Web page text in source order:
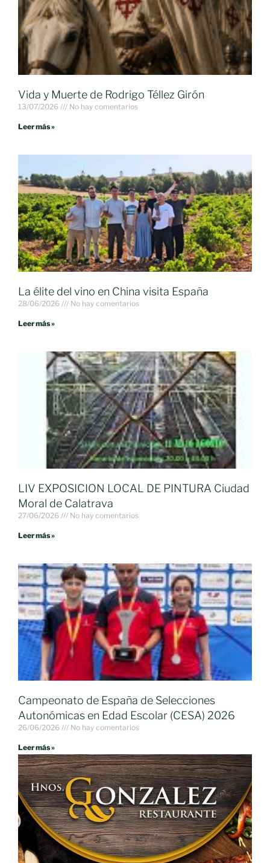
Vida y Muerte de Rodrigo Téllez Girón
13/07/2026 No hay comentarios
Leer más »
La élite del vino en China visita España
28/06/2026 No hay comentarios
Leer más »
LIV EXPOSICION LOCAL DE PINTURA Ciudad
Moral de Calatrava
27/06/2026 No hay comentarios
Leer más »
Campeonato de España de Selecciones
Autonómicas en Edad Escolar (CESA) 2026
26/06/2026 No hay comentarios
Leer más »